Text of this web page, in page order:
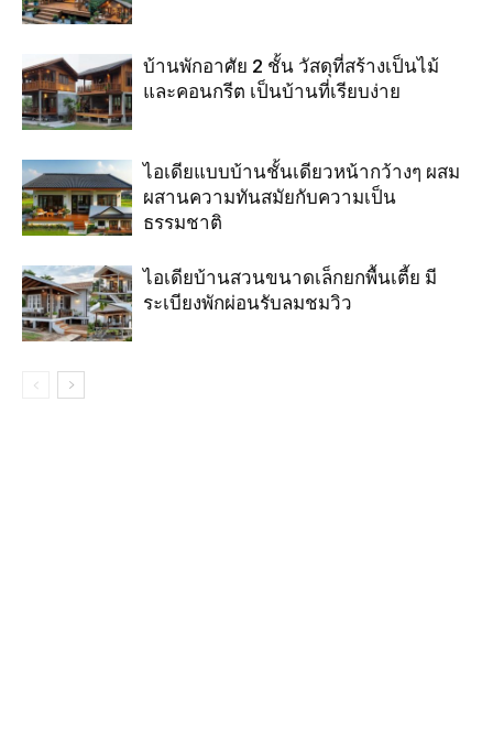
บ้านพักอาศัย 2 ชั้น วัสดุที่สร้างเป็นไม้
และคอนกรีต เป็นบ้านที่เรียบง่าย
ไอเดียแบบบ้านชั้นเดียวหน้ากว้างๆ ผสม
ผสานความทันสมัยกับความเป็น
ธรรมชาติ
ไอเดียบ้านสวนขนาดเล็กยกพื้นเตี้ย มี
ระเบียงพักผ่อนรับลมชมวิว